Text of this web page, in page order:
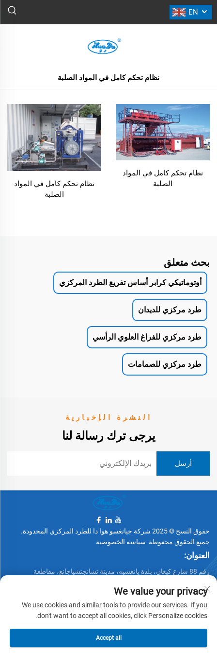
EN
نظام تحكم كامل في المواد الصلبة
نظام تحكم كامل في المواد الصلبة
نظام تحكم كامل في المواد
الصلبة
نظام تحكم كامل في المواد
الصلبة
بحث متعلق
أوتوماتيكي كرابر أساس تفريغ الطرد المركزي
طرد مركزي للديدان
طرد مركزي للفراغ العلوي الرأسي
طرد مركزي للصمامات
النشرة الإخبارية
يرجى ترك رسالة لنا
حقوق النسخ © 2025 شركة جيانغسو هوا دا للطرد المركزي المحدودة.
جميع الحقوق محفوظة سياسة الخصوصية
العنوان:
رقم 88 شارع كيغان، بلدة يانغشيه، مدينة تشانجتشياجانغ، مقاطعة
الهاتف:
+86 15162337620
البريد الإلكتروني:
We value your privacy
We use cookies and similar tools to provide our services. If you
don't want to accept all cookies, click Personalize cookies.
Accept all